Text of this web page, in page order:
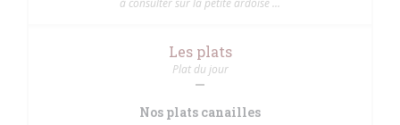
à consulter sur la petite ardoise ...
Les plats
Plat du jour
Nos plats canailles